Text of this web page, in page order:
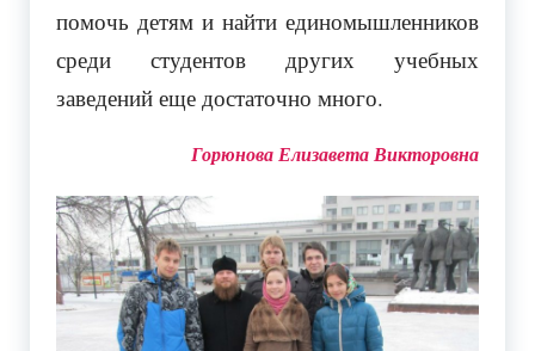
помочь детям и найти единомышленников
среди студентов других учебных
заведений еще достаточно много.
Горюнова Елизавета Викторовна